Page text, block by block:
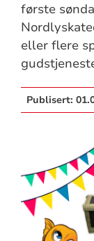
første
eller flere
Publisert: